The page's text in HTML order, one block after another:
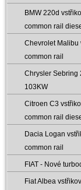
BMW 220d
common rail
Chevrolet Malibu
common rail
Chrysler Sebring
103KW
Citroen C3
common rail
Dacia Logan
common rail
FIAT - Nové
Fiat Albea